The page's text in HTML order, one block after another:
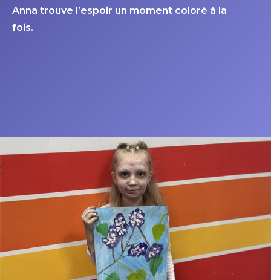
Anna trouve l’espoir un moment coloré à la
fois.